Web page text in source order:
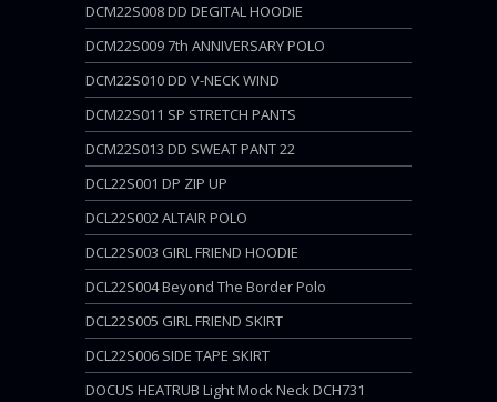
DCM22S008 DD DEGITAL HOODIE
DCM22S009 7th ANNIVERSARY POLO
DCM22S010 DD V-NECK WIND
DCM22S011 SP STRETCH PANTS
DCM22S013 DD SWEAT PANT 22
DCL22S001 DP ZIP UP
DCL22S002 ALTAIR POLO
DCL22S003 GIRL FRIEND HOODIE
DCL22S004 Beyond The Border Polo
DCL22S005 GIRL FRIEND SKIRT
DCL22S006 SIDE TAPE SKIRT
DOCUS HEATRUB Light Mock Neck DCH731